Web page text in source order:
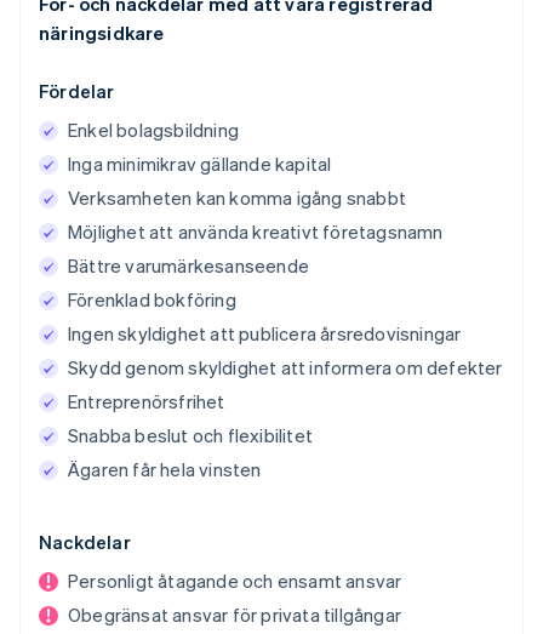
näringsidkare
Fördelar
Enkel bolagsbildning
Inga minimikrav gällande kapital
Verksamheten kan komma igång snabbt
Möjlighet att använda kreativt företagsnamn
Bättre varumärkesanseende
Förenklad bokföring
Ingen skyldighet att publicera årsredovisningar
Skydd genom skyldighet att informera om defekter
Entreprenörsfrihet
Snabba beslut och flexibilitet
Ägaren får hela vinsten
Nackdelar
Personligt åtagande och ensamt ansvar
Obegränsat ansvar för privata tillgångar